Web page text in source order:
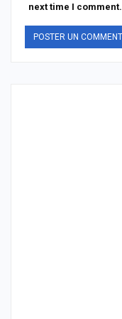
next time I comment.